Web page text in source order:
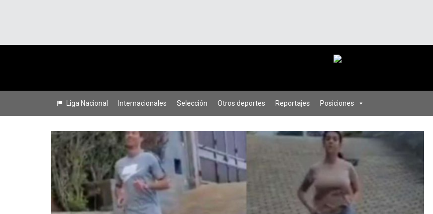
Liga Nacional Internacionales Selección Otros deportes Reportajes Posiciones